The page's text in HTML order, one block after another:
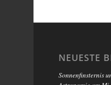
NEUESTE
Sonnenfinsternis